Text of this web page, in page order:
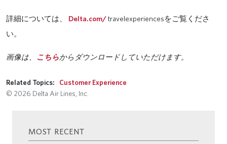
詳細については、 Delta.com/travelexperiencesをご覧くださ
い。
画像は、 こちらからダウンロードしていただけます。
Related Topics:
Customer Experience
© 2026 Delta Air Lines, Inc.
MOST RECENT